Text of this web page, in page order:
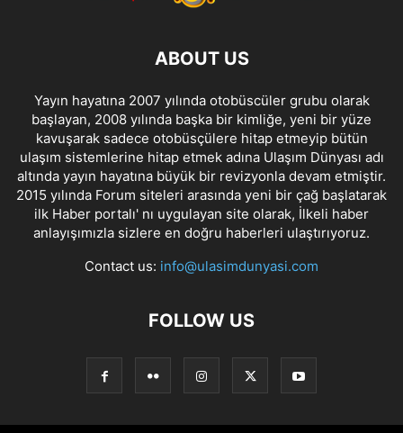
ABOUT US
Yayın hayatına 2007 yılında otobüscüler grubu olarak
başlayan, 2008 yılında başka bir kimliğe, yeni bir yüze
kavuşarak sadece otobüsçülere hitap etmeyip bütün
ulaşım sistemlerine hitap etmek adına Ulaşım Dünyası adı
altında yayın hayatına büyük bir revizyonla devam etmiştir.
2015 yılında Forum siteleri arasında yeni bir çağ başlatarak
ilk Haber portalı' nı uygulayan site olarak, İlkeli haber
anlayışımızla sizlere en doğru haberleri ulaştırıyoruz.
Contact us: info@ulasimdunyasi.com
FOLLOW US